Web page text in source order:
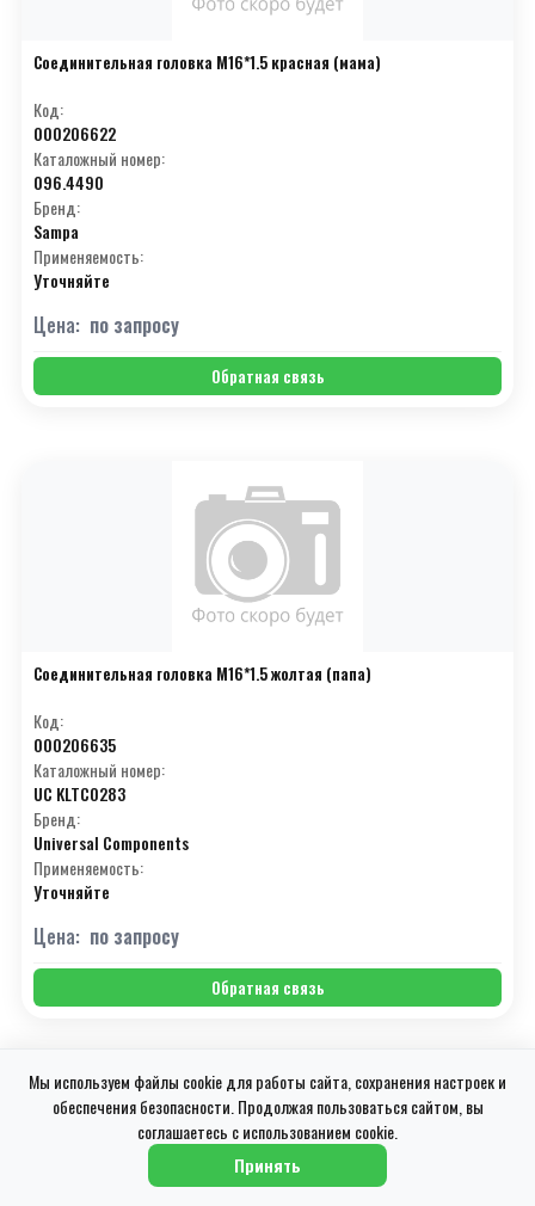
Соединительная головка М16*1.5 красная (мама)
Код:
000206622
Каталожный номер:
096.4490
Бренд:
Sampa
Применяемость:
Уточняйте
Цена: по запросу
Обратная связь
Соединительная головка М16*1.5 жолтая (папа)
Код:
000206635
Каталожный номер:
UC KLTC0283
Бренд:
Universal Components
Применяемость:
Уточняйте
Цена: по запросу
Обратная связь
Мы используем файлы cookie для работы сайта, сохранения настроек и
обеспечения безопасности. Продолжая пользоваться сайтом, вы
соглашаетесь с использованием cookie.
Принять